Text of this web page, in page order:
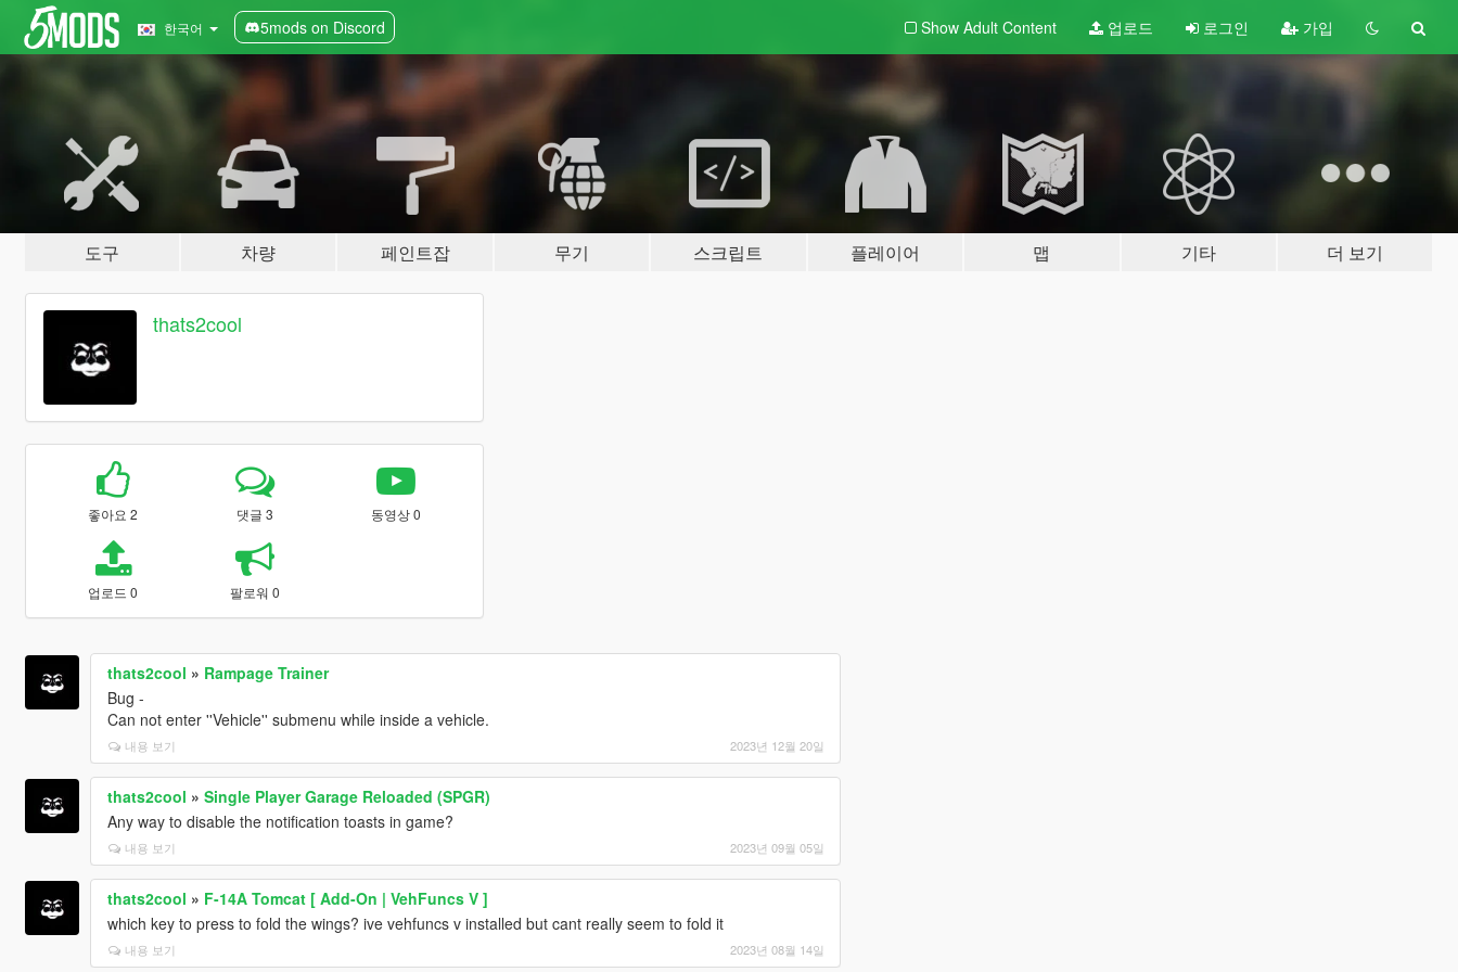
한국어 5mods on Discord Show Adult Content 업로드 로그인 가입
도구 차량 페인트잡 무기 스크립트 플레이어 맵 기타 더 보기
thats2cool
좋아요 2 댓글 3 동영상 0
업로드 0 팔로워 0
thats2cool » Rampage Trainer
Bug -
Can not enter ''Vehicle'' submenu while inside a vehicle.
내용 보기 2023년 12월 20일
thats2cool » Single Player Garage Reloaded (SPGR)
Any way to disable the notification toasts in game?
내용 보기 2023년 09월 05일
thats2cool » F-14A Tomcat [ Add-On | VehFuncs V ]
which key to press to fold the wings? ive vehfuncs v installed but cant really seem to fold it
내용 보기 2023년 08월 14일